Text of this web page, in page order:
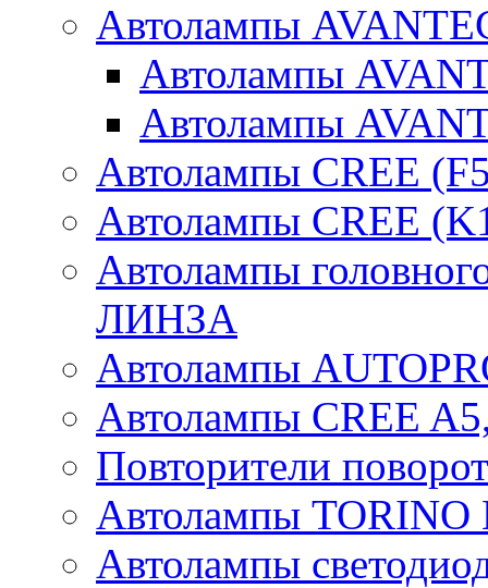
Автолампы
Автолампы
Автолампы
Автолампы CREE
Автолампы CREE
Автолампы
ЛИНЗА
Автолампы
Автолампы CREE
Повторители
Автолампы
Автолампы